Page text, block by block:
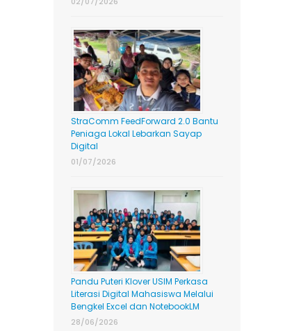
StraComm FeedForward 2.0 Bantu
Peniaga Lokal Lebarkan Sayap
Digital
01/07/2026
Pandu Puteri Klover USIM Perkasa
Literasi Digital Mahasiswa Melalui
Bengkel Excel dan NotebookLM
28/06/2026